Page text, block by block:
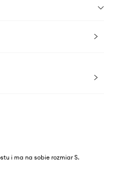
i ma na sobie rozmiar S.